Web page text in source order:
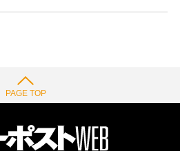
PAGE TOP